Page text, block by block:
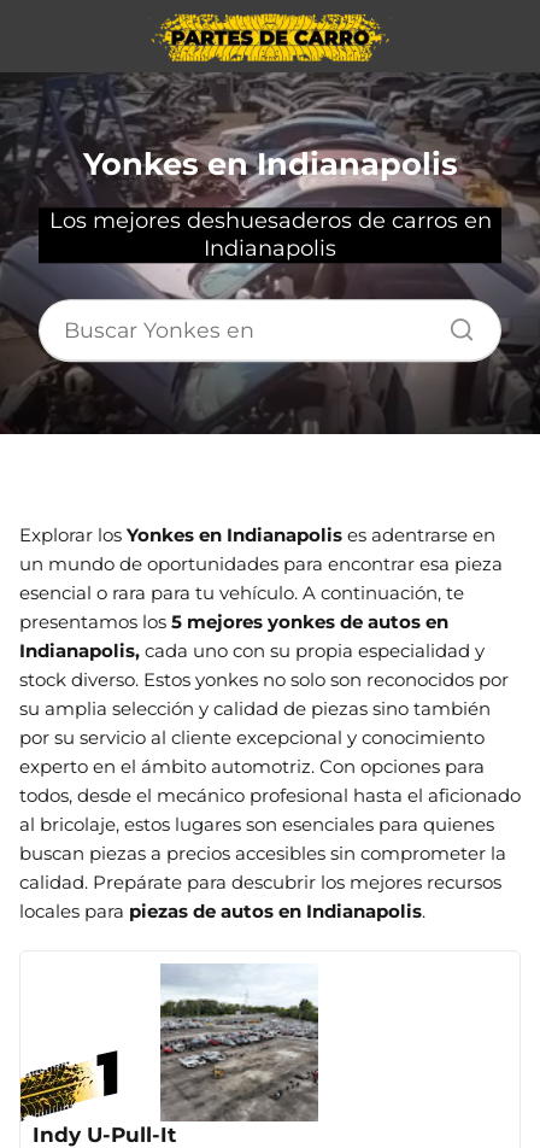
Yonkes en Indianapolis
Los mejores deshuesaderos de carros en
Indianapolis
Explorar los Yonkes en Indianapolis es adentrarse en
un mundo de oportunidades para encontrar esa pieza
esencial o rara para tu vehículo. A continuación, te
presentamos los 5 mejores yonkes de autos en
Indianapolis, cada uno con su propia especialidad y
stock diverso. Estos yonkes no solo son reconocidos por
su amplia selección y calidad de piezas sino también
por su servicio al cliente excepcional y conocimiento
experto en el ámbito automotriz. Con opciones para
todos, desde el mecánico profesional hasta el aficionado
al bricolaje, estos lugares son esenciales para quienes
buscan piezas a precios accesibles sin comprometer la
calidad. Prepárate para descubrir los mejores recursos
locales para piezas de autos en Indianapolis.
Indy U-Pull-It